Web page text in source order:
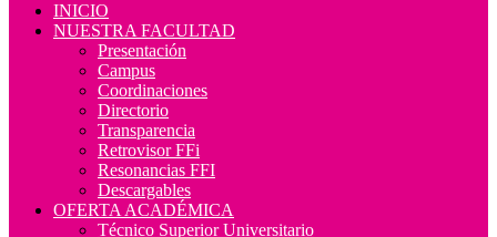
INICIO
NUESTRA FACULTAD
Presentación
Campus
Coordinaciones
Directorio
Transparencia
Retrovisor FFi
Resonancias FFI
Descargables
OFERTA ACADÉMICA
Técnico Superior Universitario